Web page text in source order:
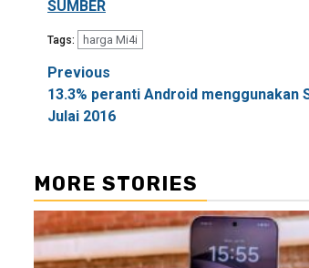
SUMBER
Tags: harga Mi4i
Post
navigation
Previous
13.3% peranti Android
Julai 2016
MORE STORIES